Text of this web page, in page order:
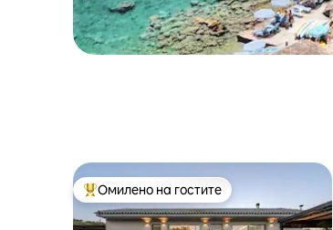
Меѓу најуспешните „Омилени на гостите“
Омилено на гостите